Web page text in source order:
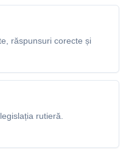
răspunsuri corecte și
rutieră.